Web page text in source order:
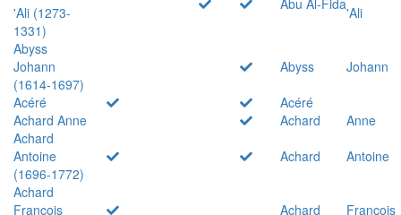
'Ali (1273-
1331)
'Ali
Abyss
Johann
(1614-1697)
Abyss
Johann
Acéré
Acéré
Achard Anne
Achard
Anne
Achard
Antoine
(1696-1772)
Achard
Antoine
Achard
François
Achard
François